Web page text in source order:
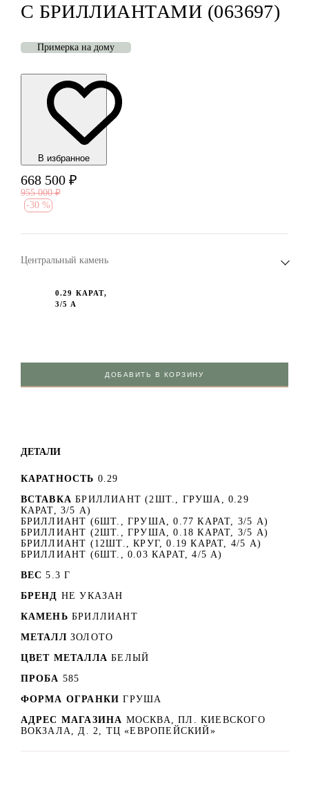
С БРИЛЛИАНТАМИ (063697)
Примерка на дому
В избранноe
668 500 ₽
955 000 ₽
-30 %
Центральный камень
0.29 КАРАТ,
3/5 А
ДОБАВИТЬ В КОРЗИНУ
ДЕТАЛИ
КАРАТНОСТЬ 0.29
ВСТАВКА БРИЛЛИАНТ (2ШТ., ГРУША, 0.29
КАРАТ, 3/5 А)
БРИЛЛИАНТ (6ШТ., ГРУША, 0.77 КАРАТ, 3/5 А)
БРИЛЛИАНТ (2ШТ., ГРУША, 0.18 КАРАТ, 3/5 А)
БРИЛЛИАНТ (12ШТ., КРУГ, 0.19 КАРАТ, 4/5 А)
БРИЛЛИАНТ (6ШТ., 0.03 КАРАТ, 4/5 А)
ВЕС 5.3 Г
БРЕНД НЕ УКАЗАН
КАМЕНЬ БРИЛЛИАНТ
МЕТАЛЛ ЗОЛОТО
ЦВЕТ МЕТАЛЛА БЕЛЫЙ
ПРОБА 585
ФОРМА ОГРАНКИ ГРУША
АДРЕС МАГАЗИНА МОСКВА, ПЛ. КИЕВСКОГО
ВОКЗАЛА, Д. 2, ТЦ «ЕВРОПЕЙСКИЙ»